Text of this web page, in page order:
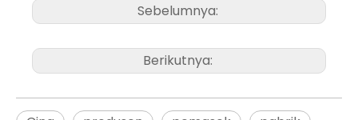
Sebelumnya:
Berikutnya: